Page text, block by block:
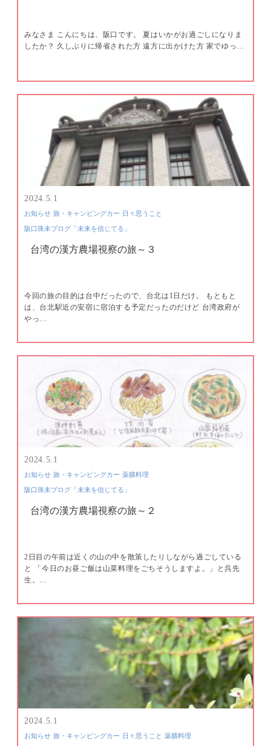
みなさま こんにちは、阪口です。 夏はいかがお過ごしになりま
したか？ 久しぶりに帰省された方 遠方に出かけた方 家でゆっ…
2024.5.1
お知らせ 旅・キャンピングカー 日々思うこと
阪口珠未ブログ「未来を信じてる」
台湾の漢方農場視察の旅～３
今回の旅の目的は台中だったので、台北は1日だけ。 もともと
は、台北駅近の安宿に宿泊する予定だったのだけど 台湾政府が
やっ…
2024.5.1
お知らせ 旅・キャンピングカー 薬膳料理
阪口珠未ブログ「未来を信じてる」
台湾の漢方農場視察の旅～２
2日目の午前は近くの山の中を散策したりしながら過ごしている
と 「今日のお昼ご飯は山菜料理をごちそうしますよ。」と呉先
生。…
2024.5.1
お知らせ 旅・キャンピングカー 日々思うこと 薬膳料理